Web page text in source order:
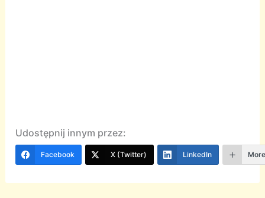
Udostępnij innym przez:
Facebook X (Twitter) LinkedIn